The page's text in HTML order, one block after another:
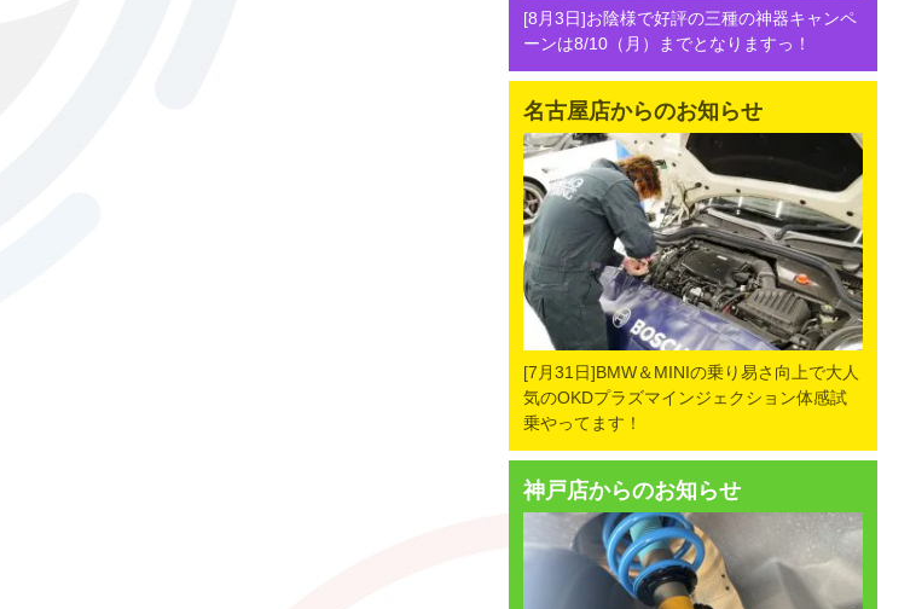
[8月3日]お陰様で好評の三種の神器キャンペ
ーンは8/10（月）までとなりますっ！
名古屋店からのお知らせ
[7月31日]BMW＆MINIの乗り易さ向上で大人
気のOKDプラズマインジェクション体感試
乗やってます！
神戸店からのお知らせ